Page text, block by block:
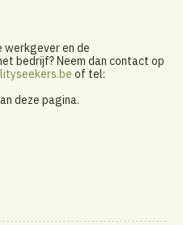
werkgever en de
bedrijf? Neem dan contact op
of tel:
deze pagina.